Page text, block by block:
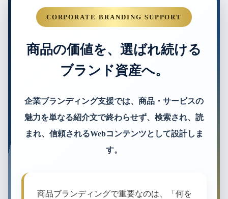
CORPORATE BRANDING SUPPORT
商品の価値を、選ばれ続ける
ブランド資産へ。
企業ブランディング支援では、商品・サービスの
魅力を単なる紹介文で終わらせず、検索され、読
まれ、信頼されるWebコンテンツとして設計しま
す。
商品ブランディングで重要なのは、「何を